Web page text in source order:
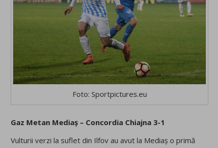
Foto: Sportpictures.eu
Gaz Metan Mediaș – Concordia Chiajna 3-1
Vulturii verzi la suflet din Ilfov au avut la Mediaș o primă